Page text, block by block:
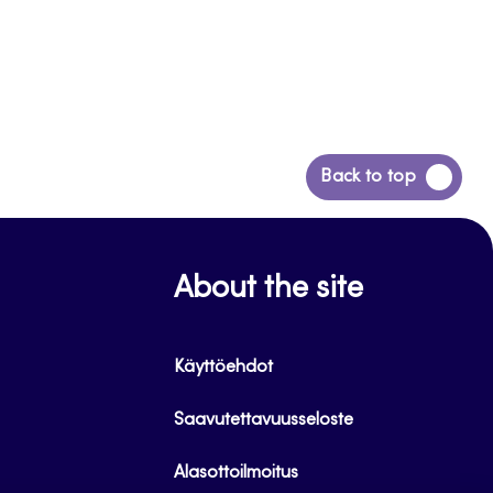
Back to top
Siirry
takaisin
About the site
Käyttöehdot
Saavutettavuusseloste
Alasottoilmoitus